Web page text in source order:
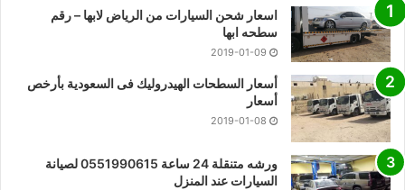
اسعار شحن السيارات من الرياض لابها – رقم
سطحه ابها
2019-01-09
أسعار السطحات الهيدروليك فى السعودية بأرخص
أسعار
2019-01-08
ورشه متنقلة 24 ساعة 0551990615 لصيانة
السيارات عند المنزل